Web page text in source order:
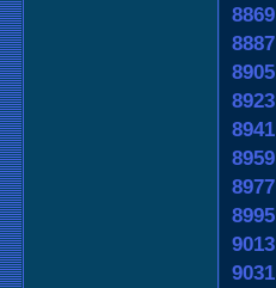
8869
8887
8905
8923
8941
8959
8977
8995
9013
9031